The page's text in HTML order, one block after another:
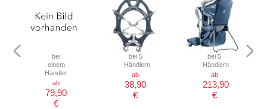
bei
einem
Händler
ab
79,90
€
bei 5
Händlern
ab
38,90
€
bei 5
Händlern
ab
213,90
€